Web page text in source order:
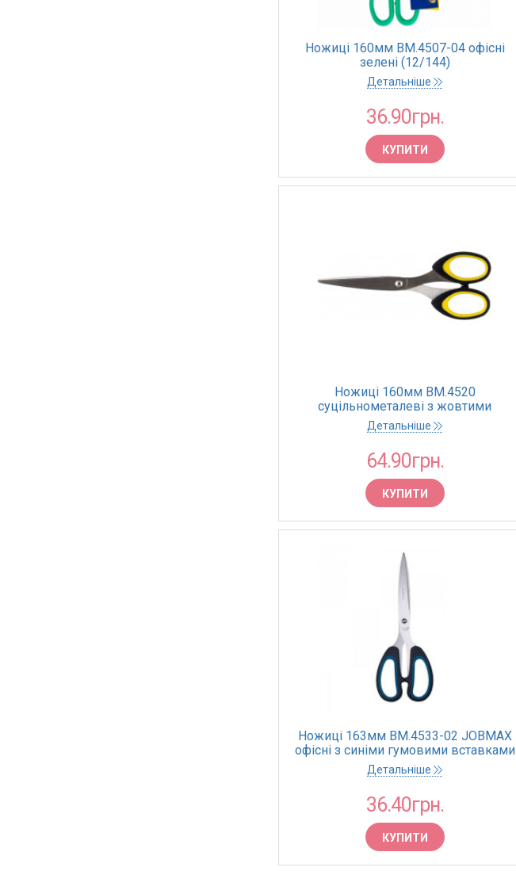
Ножиці 160мм BM.4507-04 офiснi
зелені (12/144)
Детальніше
36.90грн.
КУПИТИ
Ножиці 160мм BM.4520
суцільнометалеві з жовтими
гумовими вставками чорні (12/240)
Детальніше
64.90грн.
КУПИТИ
Ножиці 163мм BM.4533-02 JOBMAX
офісні з синіми гумовими вставками
чорні (12/240)
Детальніше
36.40грн.
КУПИТИ